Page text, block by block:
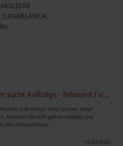
Professionelles Call Center sucht Aufträge - Inbound / outbound
Call center Und suchen neue
können Sie sich gerne melden per
Mit freundlichen ..
16.07.2026